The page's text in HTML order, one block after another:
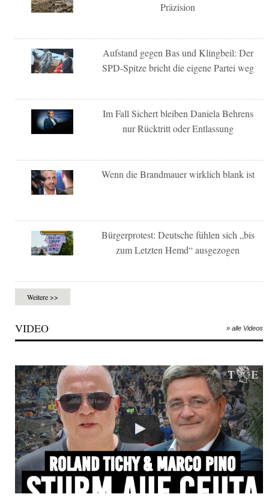
Präzision
Aufstand gegen Bas und Klingbeil: Der
SPD-Spitze bricht die eigene Partei weg
Im Fall Sichert bleiben Daniela Behrens
nur Rücktritt oder Entlassung
Wenn die Brandmauer wirklich blank ist
Bürgerprotest: Deutsche fühlen sich „bis
zum Letzten Hemd“ ausgezogen
Weitere >>
VIDEO » alle Videos